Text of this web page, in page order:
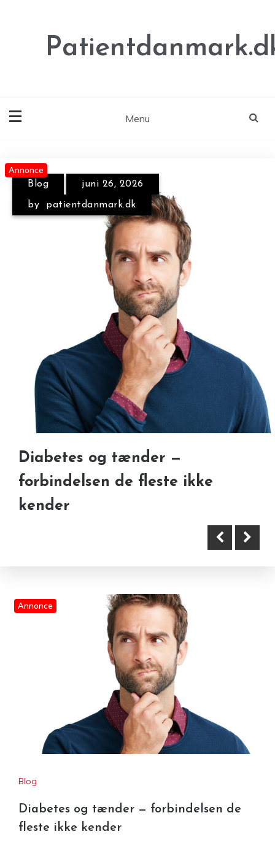
Menu
Blog juni 26, 2026
by patientdanmark.dk
Annonce
Diabetes og tænder —
forbindelsen de fleste ikke
kender
Annonce
Håndledsstøtte for øget komfort
på arbejdspladsen
Annonce
Blog
Diabetes og tænder — forbindelsen de
fleste ikke kender